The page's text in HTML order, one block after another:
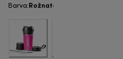
Barva:Rožnata